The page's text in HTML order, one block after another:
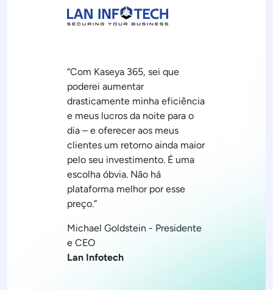
“Com Kaseya 365, sei que
poderei aumentar
drasticamente minha eficiência
e meus lucros da noite para o
dia – e oferecer aos meus
clientes um retorno ainda maior
pelo seu investimento. É uma
escolha óbvia. Não há
plataforma melhor por esse
preço.”
Michael Goldstein - Presidente
e CEO
Lan Infotech